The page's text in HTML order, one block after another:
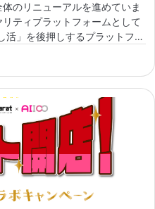
のリニューアルを進めていま
ティプラットフォームとして
活」を後押しするプラットフォ